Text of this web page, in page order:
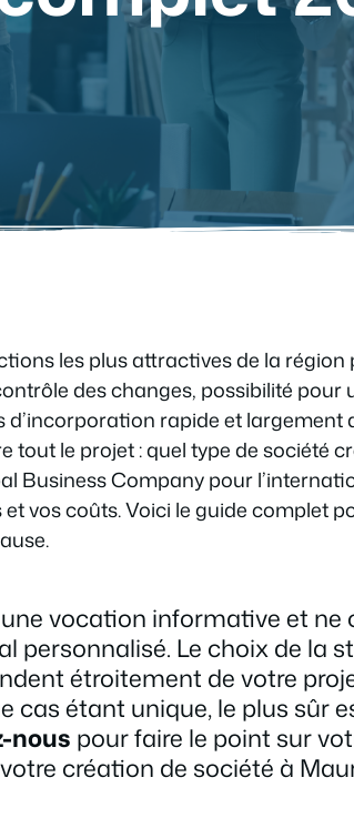
les plus attractives de la
des changes, possibilité pour
rapide et largement
tout le projet : quel type de société
Business Company pour
vos coûts. Voici le guide complet
vocation informative et ne
personnalisé. Le choix de la
étroitement de votre
cas étant unique, le plus sûr
nous pour faire le point sur
création de société à